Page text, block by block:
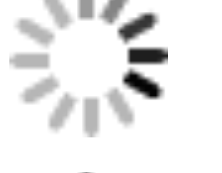
Controle de Qualidade
Fale Conosco
Pedir um orçamento
Máquina de soldadura por fusão de traseira
Máquina de soldar de canos